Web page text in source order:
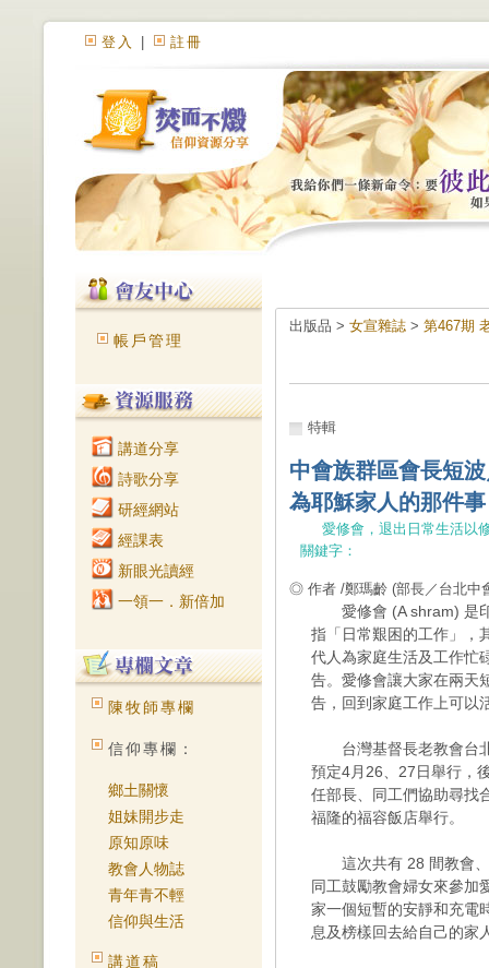
登入 註冊
帳戶管理
講道分享
詩歌分享
研經網站
經課表
新眼光讀經
一領一．新倍加
陳牧師專欄
信仰專欄：
鄉土關懷
姐妹開步走
原知原味
教會人物誌
青年青不輕
信仰與生活
講道稿
出版品 > 女宣雜誌 > 第467期
特輯
中會族群區會長短
為耶穌家人的那件事
愛修會，退出日常生活以
關鍵字：
◎ 作者 /鄭瑪齡 (部長／台北中
愛修會 (A shram) 是
指「日常艱困的工作」，
代人為家庭生活及工作忙
告。愛修會讓大家在兩天
告，回到家庭工作上可以
台灣基督長老教會台北
預定4月26、27日舉行，
任部長、同工們協助尋找
福隆的福容飯店舉行。
這次共有 28 間教會、
同工鼓勵教會婦女來參加
家一個短暫的安靜和充電
息及榜樣回去給自己的家